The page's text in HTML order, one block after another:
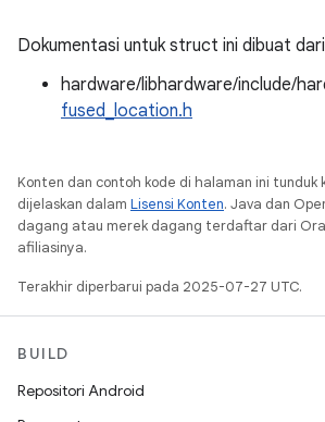
Dokumentasi untuk struct ini dibuat
hardware/libhardware/include/
fused_location.h
Konten dan contoh kode di halaman ini tunduk
dijelaskan dalam Lisensi Konten. Java dan
dagang atau merek dagang terdaftar dari
afiliasinya.
Terakhir diperbarui pada 2025-07-27 UTC.
BUILD
Repositori Android